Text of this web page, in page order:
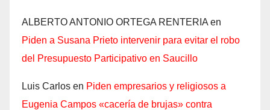
ALBERTO ANTONIO ORTEGA RENTERIA en
Piden a Susana Prieto intervenir para evitar el robo
del Presupuesto Participativo en Saucillo
Luis Carlos en Piden empresarios y religiosos a
Eugenia Campos «cacería de brujas» contra